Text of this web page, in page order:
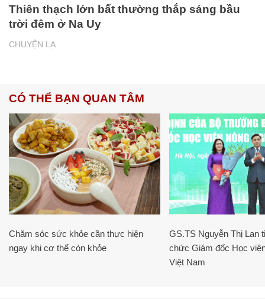
CHUYỆN LẠ
Thiên thạch lớn bất thường thắp sáng bầu
trời đêm ở Na Uy
CÓ THỂ BẠN QUAN TÂM
Chăm sóc sức khỏe cần thực hiện
ngay khi cơ thể còn khỏe
GS.TS Nguyễn Thị Lan
chức Giám đốc Học
Việt Nam